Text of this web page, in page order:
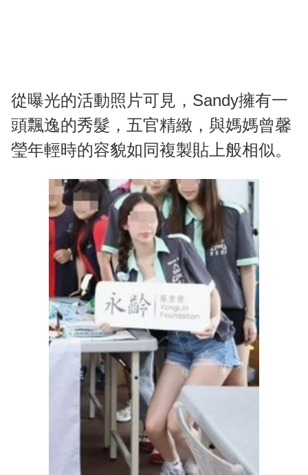
從曝光的活動照片可見，Sandy擁有一
頭飄逸的秀髮，五官精緻，與媽媽曾馨
瑩年輕時的容貌如同複製貼上般相似。